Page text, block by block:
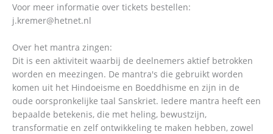
Voor meer informatie over tickets bestellen:
j.kremer@hetnet.nl
Over het mantra zingen:
Dit is een aktiviteit waarbij de deelnemers aktief betrokken
worden en meezingen. De mantra's die gebruikt worden
komen uit het Hindoeisme en Boeddhisme en zijn in de
oude oorspronkelijke taal Sanskriet. Iedere mantra heeft een
bepaalde betekenis, die met heling, bewustzijn,
transformatie en zelf ontwikkeling te maken hebben, zowel